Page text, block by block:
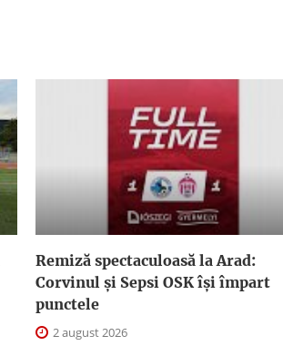
Remiză spectaculoasă la Arad:
Corvinul și Sepsi OSK îşi împart
punctele
2 august 2026